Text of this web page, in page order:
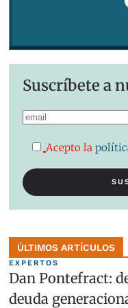
Suscríbete a
Acepto la
ÚLTIMOS ARTÍCULOS
EXPERTOS
Dan Pontefract:
deuda